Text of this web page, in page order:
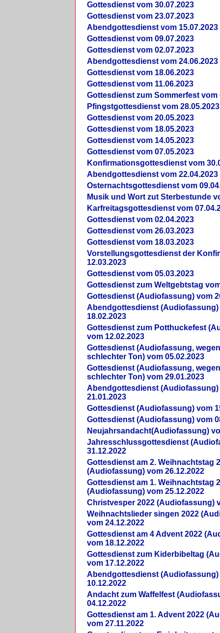
Gottesdienst vom 30.07.2023
Gottesdienst vom 23.07.2023
Abendgottesdienst vom 15.07.2023
Gottesdienst vom 09.07.2023
Gottesdienst vom 02.07.2023
Abendgottesdienst vom 24.06.2023
Gottesdienst vom 18.06.2023
Gottesdienst vom 11.06.2023
Gottesdienst zum Sommerfest vom
Pfingstgottesdienst vom 28.05.2023
Gottesdienst vom 20.05.2023
Gottesdienst vom 18.05.2023
Gottesdienst vom 14.05.2023
Gottesdienst vom 07.05.2023
Konfirmationsgottesdienst vom
Abendgottesdienst vom 22.04.2023
Osternachtsgottesdienst vom
Musik und Wort zut Sterbestunde
Karfreitagsgottesdienst vom
Gottesdienst vom 02.04.2023
Gottesdienst vom 26.03.2023
Gottesdienst vom 18.03.2023
Vorstellungsgottesdienst der
12.03.2023
Gottesdienst vom 05.03.2023
Gottesdienst zum Weltgebtstag
Gottesdienst (Audiofassung) vom
Abendgottesdienst (Audiofassung)
18.02.2023
Gottesdienst zum Potthuckefest
vom 12.02.2023
Gottesdienst (Audiofassung,
schlechter Ton) vom 05.02.2023
Gottesdienst (Audiofassung,
schlechter Ton) vom 29.01.2023
Abendgottesdienst (Audiofassung)
21.01.2023
Gottesdienst (Audiofassung) vom
Gottesdienst (Audiofassung) vom
Neujahrsandacht(Audiofassung)
Jahresschlussgottesdienst
31.12.2022
Gottesdienst am 2. Weihnachtstag
(Audiofassung) vom 26.12.2022
Gottesdienst am 1. Weihnachtstag
(Audiofassung) vom 25.12.2022
Christvesper 2022 (Audiofassung)
Weihnachtslieder singen 2022
vom 24.12.2022
Gottesdienst am 4 Advent 2022
vom 18.12.2022
Gottesdienst zum Kiderbibeltag
vom 17.12.2022
Abendgottesdienst (Audiofassung)
10.12.2022
Andacht zum Waffelfest
04.12.2022
Gottesdienst am 1. Advent 2022
vom 27.11.2022